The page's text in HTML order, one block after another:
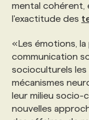
mental cohérent,
l'exactitude des
«Les émotions,
communication
socioculturels les
mécanismes
leur milieu socio-
nouvelles